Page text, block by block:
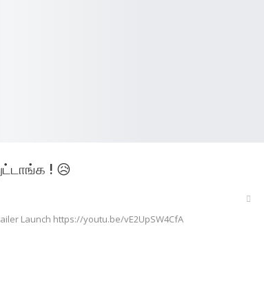
! 😥
Launch https://youtu.be/vE2UpSW4CfA